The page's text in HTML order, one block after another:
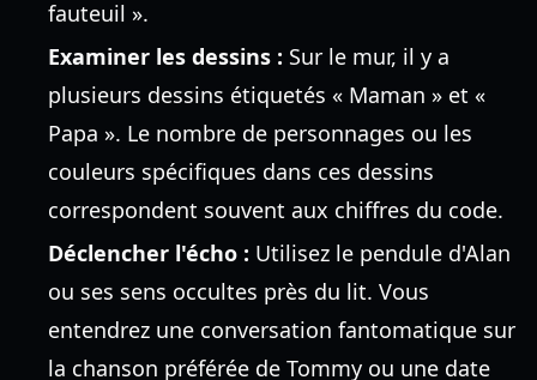
fauteuil ».
Examiner les dessins : Sur le mur, il y a
plusieurs dessins étiquetés « Maman » et «
Papa ». Le nombre de personnages ou les
couleurs spécifiques dans ces dessins
correspondent souvent aux chiffres du code.
Déclencher l'écho : Utilisez le pendule d'Alan
ou ses sens occultes près du lit. Vous
entendrez une conversation fantomatique sur
la chanson préférée de Tommy ou une date